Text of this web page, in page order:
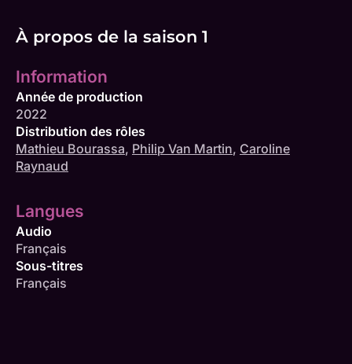
À propos de la saison 1
Information
Année de production
2022
Distribution des rôles
Mathieu Bourassa, Philip Van Martin, Caroline
Raynaud
Langues
Audio
Français
Sous-titres
Français